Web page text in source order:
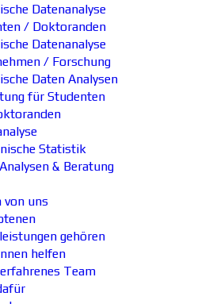
Datenanalyse
/ Doktoranden
Datenanalyse
/ Forschung
Daten Analysen
für Studenten
Statistik
& Beratung
von uns
gehören
helfen
Team